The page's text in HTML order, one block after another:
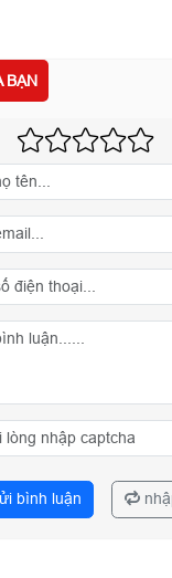
BẠN
bình luận